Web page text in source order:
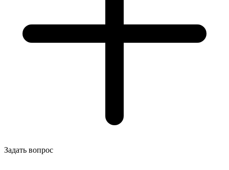
Задать вопрос